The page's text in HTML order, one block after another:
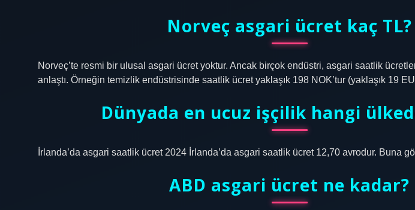
Norveç asgari ücret kaç TL?
Norveç’te resmi bir ulusal asgari ücret yoktur. Ancak birçok endüstri, asgari saatlik
anlaştı. Örneğin temizlik endüstrisinde saatlik ücret yaklaşık 198 NOK’tur (yaklaşık 19
Dünyada en ucuz işçilik hangi
İrlanda’da asgari saatlik ücret 2024 İrlanda’da asgari saatlik ücret 12,70 avrodur. Buna
ABD asgari ücret ne kadar?